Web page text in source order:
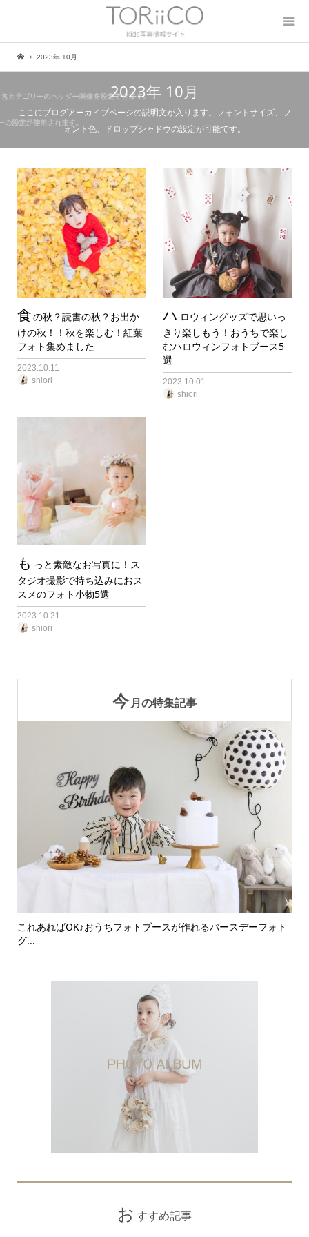
2023年 10月
2023年 10月
ここにブログアーカイブページの説明文が入ります。フォントサイズ、フ
ォント色、ドロップシャドウの設定が可能です。
食の秋？読書の秋？お出か
けの秋！！秋を楽しむ！紅葉
フォト集めました
2023.10.11
shiori
ハ ロウィングッズで思いっ
きり楽しもう！おうちで楽し
むハロウィンフォトブース5
選
2023.10.01
shiori
も っと素敵なお写真に！ス
タジオ撮影で持ち込みにおス
スメのフォト小物5選
2023.10.21
shiori
今月の特集記事
これあればOK♪おうちフォトブースが作れるバースデーフォト
グ...
お すすめ記事